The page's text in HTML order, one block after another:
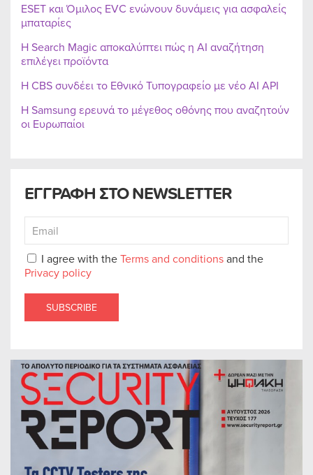
ΕΓΓΡΑΦΗ ΣΤΟ NEWSLETTER
I agree with theTerms and conditionsand the
Privacy policy
SUBSCRIBE
ESET και Όμιλος EVC ενώνουν δυνάμεις για ασφαλείς
μπαταρίες
Η Search Magic αποκαλύπτει πώς η AI αναζήτηση
επιλέγει προϊόντα
Η CBS συνδέει το Εθνικό Τυπογραφείο με νέο AI API
Η Samsung ερευνά το μέγεθος οθόνης που αναζητούν
οι Ευρωπαίοι